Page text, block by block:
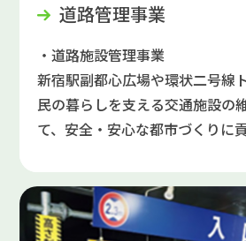
道路管理事業
・道路施設管理事業
新宿駅副都心広場や環状二号線
民の暮らしを支える交通施設の
て、安全・安心な都市づくりに